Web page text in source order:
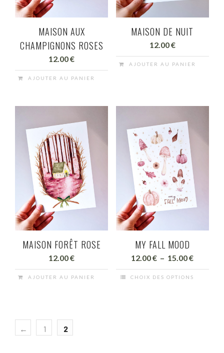
la
produit
la
MAISON AUX
CHAMPIGNONS ROSES
12.00€
AJOUTER AU PANIER
MAISON DE NUIT
12.00€
AJOUTER AU PANIER
MAISON FORÊT ROSE
12.00€
AJOUTER AU PANIER
MY FALL MOOD
12.00€ – 15.00€Plage
de
CHOIX DES OPTIONS
← 1 2